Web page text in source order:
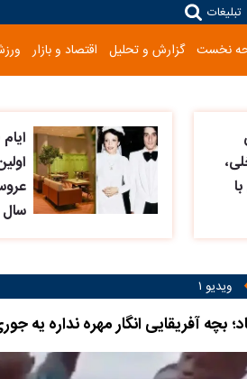
تبلیغات
نخست گزارش و تحلیل اقتصاد و بازار
سال
ویدیو ۱
بچه آفریقایی انگار مهره نداره